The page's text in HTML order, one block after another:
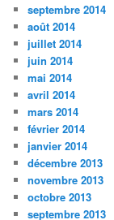
septembre 2014
août 2014
juillet 2014
juin 2014
mai 2014
avril 2014
mars 2014
février 2014
janvier 2014
décembre 2013
novembre 2013
octobre 2013
septembre 2013